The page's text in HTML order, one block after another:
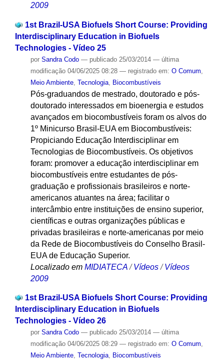
2009
1st Brazil-USA Biofuels Short Course: Providing
Interdisciplinary Education in Biofuels
Technologies - Vídeo 25
por Sandra Codo — publicado25/03/2014 — última
modificação04/06/2025 08:28 — registrado em: O Comum
Meio Ambiente, Tecnologia, Biocombustíveis
Pós-graduandos de mestrado, doutorado e pós-
doutorado interessados em bioenergia e estudos
avançados em biocombustíveis foram os alvos do
1º Minicurso Brasil-EUA em Biocombustíveis:
Propiciando Educação Interdisciplinar em
Tecnologias de Biocombustíveis. Os objetivos
foram: promover a educação interdisciplinar em
biocombustíveis entre estudantes de pós-
graduação e profissionais brasileiros e norte-
americanos atuantes na área; facilitar o
intercâmbio entre instituições de ensino superior,
científicas e outras organizações públicas e
privadas brasileiras e norte-americanas por meio
da Rede de Biocombustíveis do Conselho Brasil-
EUA de Educação Superior.
Localizado em MIDIATECA /Vídeos /Vídeos
2009
1st Brazil-USA Biofuels Short Course: Providing
Interdisciplinary Education in Biofuels
Technologies - Vídeo 26
por Sandra Codo — publicado25/03/2014 — última
modificação04/06/2025 08:29 — registrado em: O Comum,
Meio Ambiente, Tecnologia, Biocombustíveis